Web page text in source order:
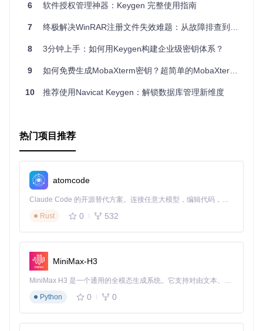
理解软件验证机制的独特窗口，无论你是寻求学习机会还是希
洞察力的开源世界，共同进步！
6 软件授权管理神器：Keygen 完整使用指南
7 终极解决WinRAR注册文件失效难题：从故障排查到高效生成的完整方案
8 3分钟上手：如何用Keygen构建企业级密钥体系？
9 如何免费生成MobaXterm密钥？超简单的MobaXterm-Keygen使用教程 🚀
10 推荐使用Navicat Keygen：解锁数据库管理新维度
热门项目推荐
atomcode
Claude Code 的开源替代方案。连接任意大模型，编辑代码，运行命令，自动验证 — 全自动执行。用 Rust 构建，极致性能。 ｜ An open-source alternative to Claude Code. Connect any LLM, edit code, run commands, and verify changes — autonomously. Built in Rust for speed. Get Started
Rust
0 532
MiniMax-H3
MiniMax H3 是一个通用的全模态生成系统。它支持对由文本、图像、视频和音频组成的多模态上下文进行统一理解，并能生成分辨率高达 2K、时长可达 15 秒的带原生立体声音频的视频。得益于面向任务泛化的系统设计，H3 在预训练阶段就已具备广泛的多模态上下文理解与生成能力，能够出色地执行复杂的多模态指令。
Python
0 0